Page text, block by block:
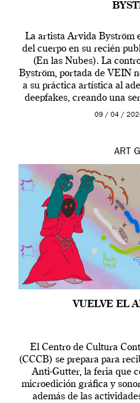
La artista Arvida Byström
del cuerpo en su recién
(En las Nubes). La
Byström, portada de VEIN
a su práctica artística al
deepfakes, creando una
por
09 / 04 /
ART
VUELVE EL
El Centro de Cultura
(CCCB) se prepara para
Anti-Gutter, la feria que
microedición gráfica y
además de las